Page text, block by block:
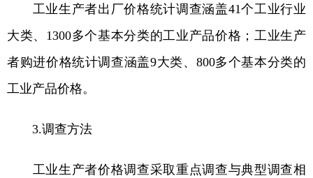
工业生产者出厂价格统计调查涵盖41个工业行业
大类、1300多个基本分类的工业产品价格；工业生产
者购进价格统计调查涵盖9大类、800多个基本分类的
工业产品价格。
3.调查方法
工业生产者价格调查采取重点调查与典型调查相